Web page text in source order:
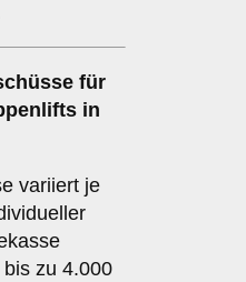
für
in
variiert je
zu 4.000